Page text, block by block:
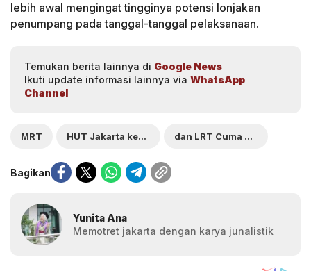
lebih awal mengingat tingginya potensi lonjakan
penumpang pada tanggal-tanggal pelaksanaan.
Temukan berita lainnya di Google News
Ikuti update informasi lainnya via WhatsApp
Channel
MRT HUT Jakarta ke-499: Naik TransJakarta dan LRT Cuma Rp1
Bagikan
Yunita Ana
Memotret jakarta dengan karya junalistik